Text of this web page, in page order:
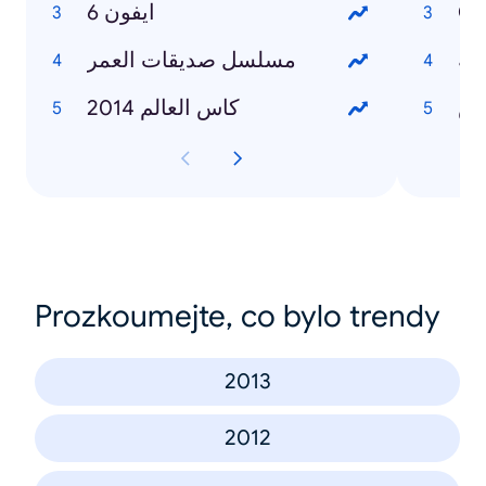
ايفون 6
مسلسل صديقات العمر
كاس العالم 2014
Prozkoumejte, co bylo trendy
2013
2012